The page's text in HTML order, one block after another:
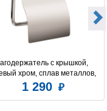
c крышкой,
хром, сплав металлов,
Milardo, AMUSMC0M43
1 290